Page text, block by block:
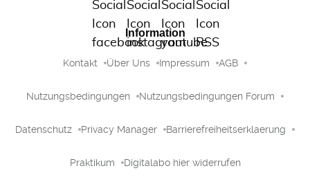
Information
Kontakt Über Uns Impressum AGB
Nutzungsbedingungen Nutzungsbedingungen Forum
Datenschutz Privacy Manager Barrierefreiheitserklaerung
Praktikum Digitalabo hier widerrufen